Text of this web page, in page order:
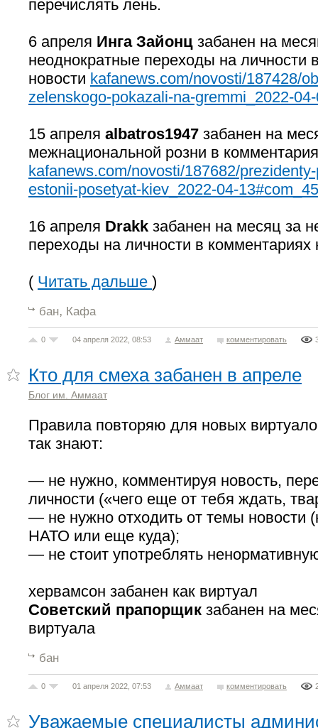
перечислять лень.
6 апреля Инга Зайонц забанен на
неоднократные переходы на личности
новости kafanews.com/novosti/187428/
zelenskogo-pokazali-na-gremmi_2022-
15 апреля albatros1947 забанен на
межнациональной розни в
kafanews.com/novosti/187682/
estonii-posetyat-kiev_2022-04-
16 апреля Drakk забанен на месяц за
переходы на личности в комментариях
( Читать дальше )
бан, Кафа
0 04 апреля 2022, 08:53 Аммаат комментировать
Кто для смеха забанен в апреле
Блог им. Аммаат
Правила повторяю для новых
так знают:
— не нужно, комментируя новость,
личности («чего еще от тебя ждать,
— не нужно отходить от темы новости
НАТО или еще куда);
— не стоит употреблять
хервамсон забанен как виртуал
Советский прапорщик забанен на
виртуала
бан
0 01 апреля 2022, 07:53 Аммаат комментировать
Уважаемые специалисты